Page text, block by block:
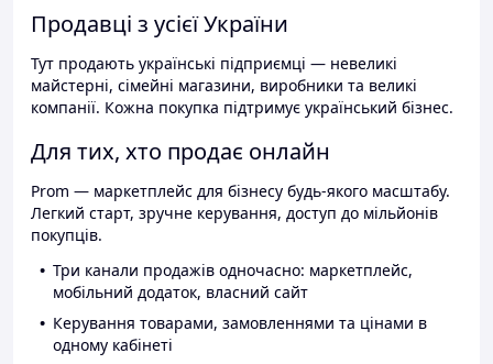
Продавці з усієї України
Тут продають українські підприємці — невеликі
майстерні, сімейні магазини, виробники та великі
компанії. Кожна покупка підтримує український бізнес.
Для тих, хто продає онлайн
Prom — маркетплейс для бізнесу будь-якого масштабу.
Легкий старт, зручне керування, доступ до мільйонів
покупців.
Три канали продажів одночасно: маркетплейс,
мобільний додаток, власний сайт
Керування товарами, замовленнями та цінами в
одному кабінеті